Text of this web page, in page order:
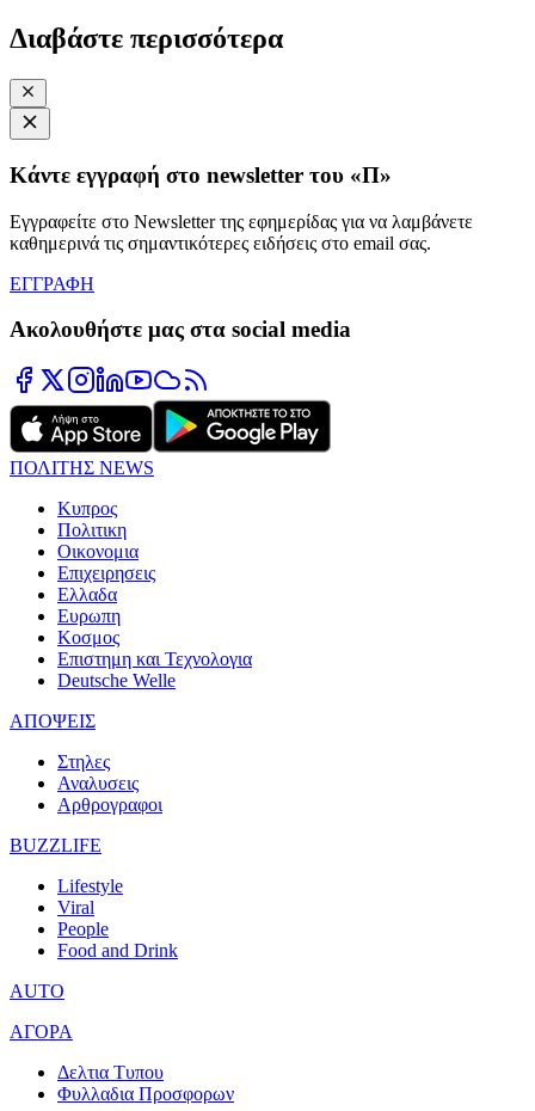
Διαβάστε περισσότερα
Κάντε εγγραφή στο newsletter του «Π»
Εγγραφείτε στο Newsletter της εφημερίδας για να λαμβάνετε
καθημερινά τις σημαντικότερες ειδήσεις στο email σας.
ΕΓΓΡΑΦΗ
Ακολουθήστε μας στα social media
ΠΟΛΙΤΗΣ NEWS
Κυπρος
Πολιτικη
Οικονομια
Επιχειρησεις
Ελλαδα
Ευρωπη
Κοσμος
Επιστημη και Τεχνολογια
Deutsche Welle
ΑΠΟΨΕΙΣ
Στηλες
Αναλυσεις
Αρθρογραφοι
BUZZLIFE
Lifestyle
Viral
People
Food and Drink
AUTO
ΑΓΟΡΑ
Δελτια Τυπου
Φυλλαδια Προσφορων